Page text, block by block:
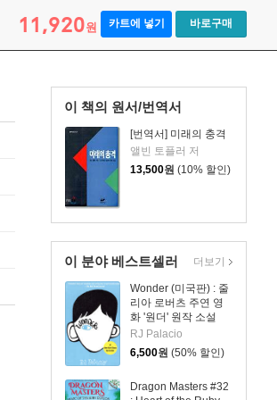
11,920원 카트에 넣기 바로구매
이 책의 원서/번역서
[번역서] 미래의 충격
앨빈 토플러 저
13,500원 (10% 할인)
이 분야 베스트셀러
Wonder (미국판) : 줄
리아 로버츠 주연 영
화 '원더' 원작 소설
RJ Palacio
6,500원 (50% 할인)
Dragon Masters #32
더보기